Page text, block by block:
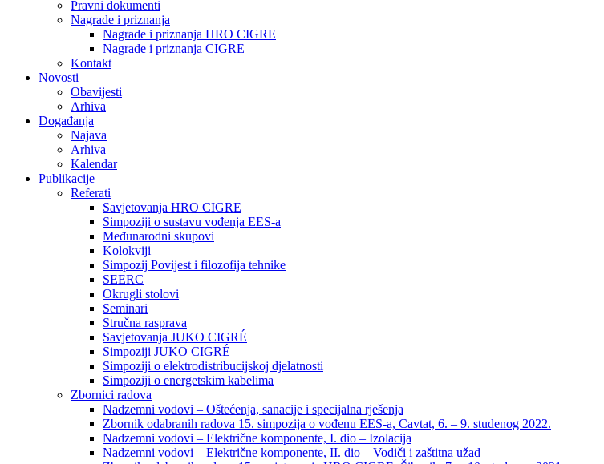
Pravni dokumenti
Nagrade i priznanja
Nagrade i priznanja HRO CIGRE
Nagrade i priznanja CIGRE
Kontakt
Novosti
Obavijesti
Arhiva
Događanja
Najava
Arhiva
Kalendar
Publikacije
Referati
Savjetovanja HRO CIGRE
Simpoziji o sustavu vođenja EES-a
Međunarodni skupovi
Kolokviji​
Simpozij Povijest i filozofija tehnike
SEERC
Okrugli stolovi
Seminari​
Stručna rasprava​
Savjetovanja JUKO CIGRÉ
Simpoziji JUKO CIGRÉ
Simpoziji o elektrodistribucijskoj djelatnosti
Simpoziji o energetskim kabelima
Zbornici radova
Nadzemni vodovi – Oštećenja, sanacije i specijalna rješenja
Zbornik odabranih radova 15. simpozija o vođenu EES-a, Cavtat, 6. – 9. studenog 2022.
Nadzemni vodovi – Električne komponente, I. dio – Izolacija
Nadzemni vodovi – Električne komponente, II. dio – Vodiči i zaštitna užad